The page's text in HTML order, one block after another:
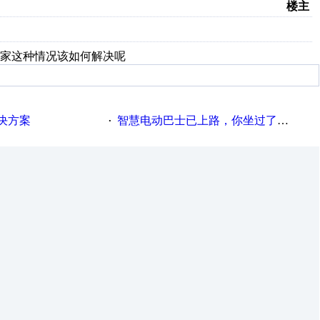
楼主
这种情况该如何解决呢
方案 · 智慧电动巴士已上路，你坐过了吗？